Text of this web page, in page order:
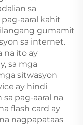
sa
aaral kahit
gumamit
sa internet.
na ito ay
sa mga
sitwasyon
ay hindi
pag-aaral na
flash card ay
nagpapataas